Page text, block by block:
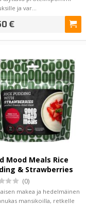
ja var…
€
Mood Meals Rice
& Strawberries
(0)
makea ja hedelmäinen
mansikoilla, retkelle